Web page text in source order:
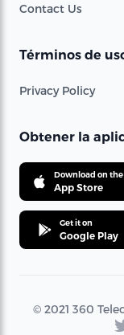
Contact Us
Términos de
Privacy Policy
Obtener la
Download on the
App Store
Get it on
Google Play
© 2021 360